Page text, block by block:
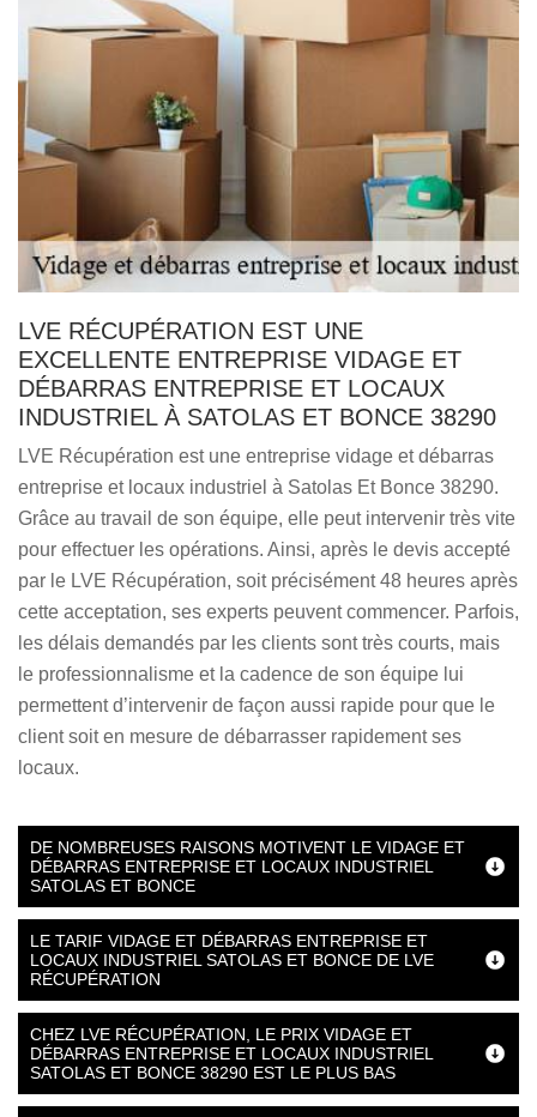
LVE RÉCUPÉRATION EST UNE
EXCELLENTE ENTREPRISE VIDAGE ET
DÉBARRAS ENTREPRISE ET LOCAUX
INDUSTRIEL À SATOLAS ET BONCE 38290
LVE Récupération est une entreprise vidage et débarras
entreprise et locaux industriel à Satolas Et Bonce 38290.
Grâce au travail de son équipe, elle peut intervenir très vite
pour effectuer les opérations. Ainsi, après le devis accepté
par le LVE Récupération, soit précisément 48 heures après
cette acceptation, ses experts peuvent commencer. Parfois,
les délais demandés par les clients sont très courts, mais
le professionnalisme et la cadence de son équipe lui
permettent d’intervenir de façon aussi rapide pour que le
client soit en mesure de débarrasser rapidement ses
locaux.
DE NOMBREUSES RAISONS MOTIVENT LE VIDAGE ET
DÉBARRAS ENTREPRISE ET LOCAUX INDUSTRIEL
SATOLAS ET BONCE
LE TARIF VIDAGE ET DÉBARRAS ENTREPRISE ET
LOCAUX INDUSTRIEL SATOLAS ET BONCE DE LVE
RÉCUPÉRATION
CHEZ LVE RÉCUPÉRATION, LE PRIX VIDAGE ET
DÉBARRAS ENTREPRISE ET LOCAUX INDUSTRIEL
SATOLAS ET BONCE 38290 EST LE PLUS BAS